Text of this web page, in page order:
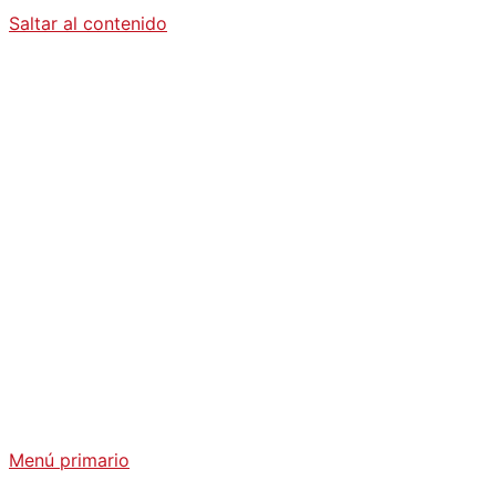
Saltar al contenido
Menú primario